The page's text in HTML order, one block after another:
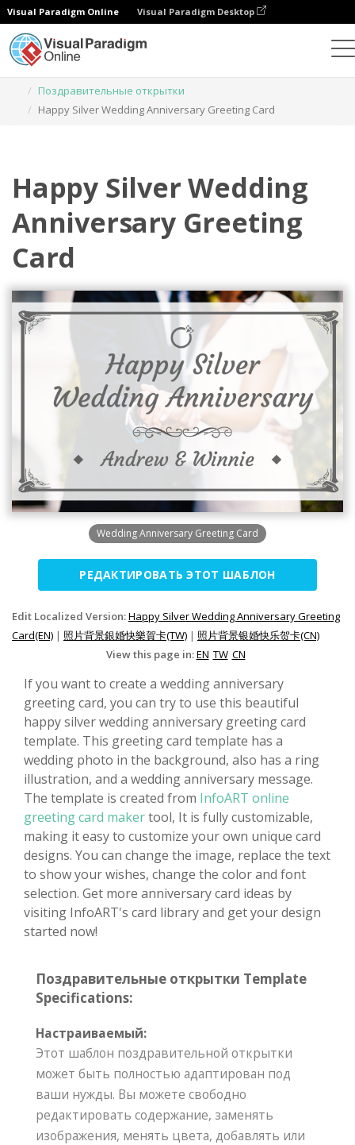
Visual Paradigm Online Visual Paradigm Desktop
Поздравительные открытки
Happy Silver Wedding Anniversary Greeting Card
Happy Silver Wedding
Anniversary Greeting
Card
Wedding Anniversary Greeting Card
РЕДАКТИРОВАТЬ ЭТОТ ШАБЛОН
Edit Localized Version:Happy Silver Wedding Anniversary Greeting
Card(EN) | 照片背景銀婚快樂賀卡(TW) | 照片背景银婚快乐贺卡(CN)
View this page in:EN TW CN
If you want to create a wedding anniversary
greeting card, you can try to use this beautiful
happy silver wedding anniversary greeting card
template. This greeting card template has a
wedding photo in the background, also has a ring
illustration, and a wedding anniversary message.
The template is created from InfoART online
greeting card makertool, It is fully customizable,
making it easy to customize your own unique card
designs. You can change the image, replace the text
to show your wishes, change the color and font
selection. Get more anniversary card ideas by
visiting InfoART's card library and get your design
started now!
Поздравительные открытки Template
Specifications:
Настраиваемый:
Этот шаблон поздравительной открытки
может быть полностью адаптирован под
ваши нужды. Вы можете свободно
редактировать содержание, заменять
изображения, менять цвета, добавлять или